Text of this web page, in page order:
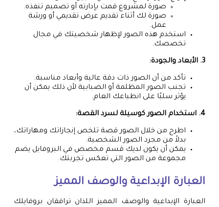
صورة لمشروع قمت بإدارته أو تصميم تنفذه.
صورة لك أثناء تقديم عرض تقديمي أو ورشة
عمل.
استخدم هذه الصور لإظهار شخصيتك في مجال
تخصصك.
3. الأبعاد والجودة:
تأكد من أن الصور ذات دقة عالية وأبعاد مناسبة.
تجنب الصور المظلمة أو الضبابية لأن ذلك يمكن أن
يؤثر سلبًا على انطباعك العام.
4. استخدام الصور كوسيلة لسرد القصة:
اطرح من خلال الصور قصة تلخص إنجازاتك ومهاراتك،
بدلاً من مجرد الصور الشخصية.
يمكن أن يكون لديك قسم مخصص في البروفايل يضم
مجموعة من الصور التي تعكس تجربتك.
العبارة الإبداعية والوصف المميز
العبارة الإبداعية والوصف المميز اللذان ترافقان بروفايلك